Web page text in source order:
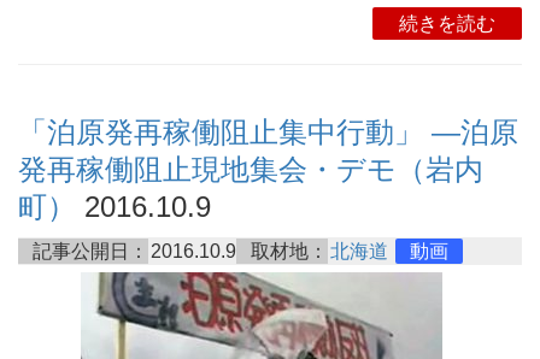
続きを読む
「泊原発再稼働阻止集中行動」 ―泊原
発再稼働阻止現地集会・デモ（岩内
町）
2016.10.9
記事公開日： 2016.10.9 取材地： 北海道 動画